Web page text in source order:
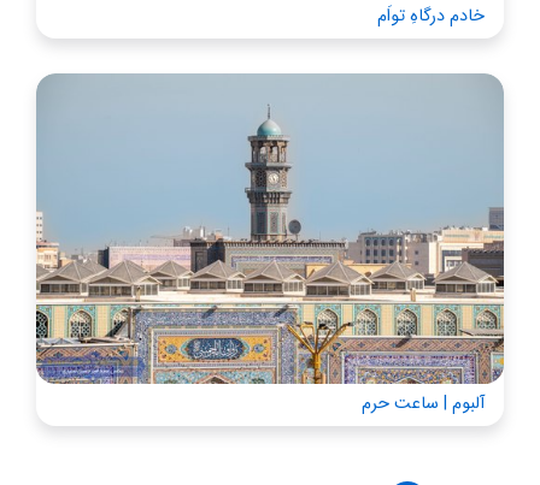
خادم درگاهِ تواَم
آلبوم | ساعت حرم